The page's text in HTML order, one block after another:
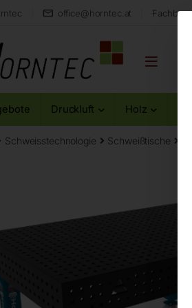
office@horntec.at
Druckluft Holz
Schweisstechnologie Schweißtische